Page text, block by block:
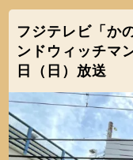
フジテレビ「か
ンドウィッチマ
日（日）放送